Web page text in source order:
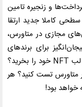
و زنجیره تامین
کاملا جدید ارتقا
مجازی در متاورس،
برای برندهای
آرایشی هستند. آیا شما آماده‌اید که اولین رژ لب NFT خود را بخرید؟
متاورس تست کنید؟ هر
خواهد بود!